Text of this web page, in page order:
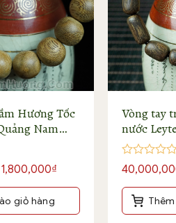
Hương Tốc
Nam
Giá
gốc
là:
2,300,000₫.
1,800,000₫Giá
hiện
là:
giỏ hàng
Vòng tay
nước
Được
xếp
hạng
5